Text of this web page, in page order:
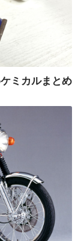
ミカルまとめ